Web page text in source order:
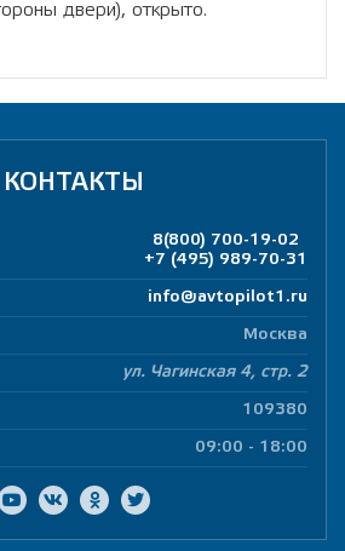
двери), открыто.
КОНТАКТЫ
8(800) 700-19-02
+7 (495) 989-70-31
info@avtopilot1.ru
Москва
ул. Чагинская 4, стр. 2
109380
09:00 - 18:00